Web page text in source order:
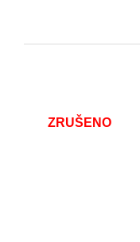
ZRUŠENO